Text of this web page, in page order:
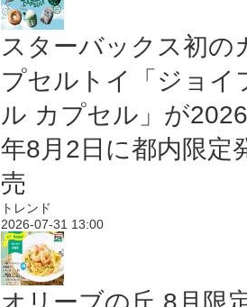
スターバックス初の
プセルトイ「ジョイ
ル カプセル」が2026
年8月2日に都内限定
売
トレンド
2026-07-31 13:00